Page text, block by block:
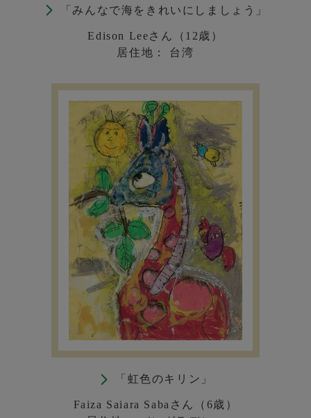
「みんなで海をきれいにしましょう」
Edison Leeさん（12歳）
居住地： 台湾
「虹色のキリン」
Faiza Saiara Sabaさん（6歳）